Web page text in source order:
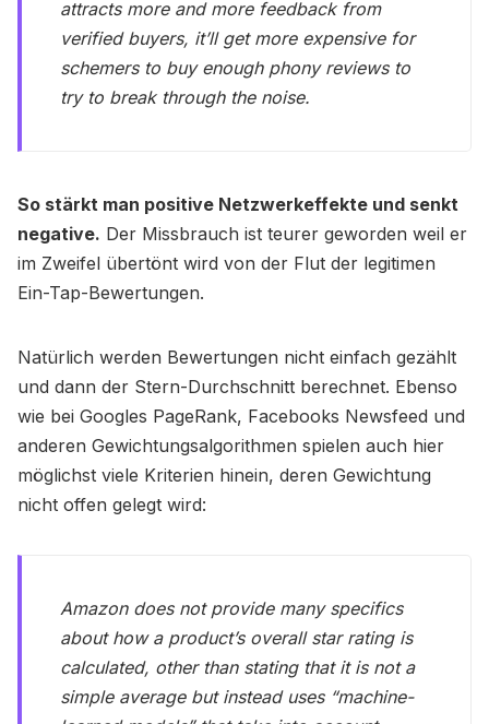
attracts more and more feedback from
verified buyers, it’ll get more expensive for
schemers to buy enough phony reviews to
try to break through the noise.
So stärkt man positive Netzwerkeffekte und senkt
negative. Der Missbrauch ist teurer geworden weil er
im Zweifel übertönt wird von der Flut der legitimen
Ein-Tap-Bewertungen.
Natürlich werden Bewertungen nicht einfach gezählt
und dann der Stern-Durchschnitt berechnet. Ebenso
wie bei Googles PageRank, Facebooks Newsfeed und
anderen Gewichtungsalgorithmen spielen auch hier
möglichst viele Kriterien hinein, deren Gewichtung
nicht offen gelegt wird:
Amazon does not provide many specifics
about how a product’s overall star rating is
calculated, other than stating that it is not a
simple average but instead uses “machine-